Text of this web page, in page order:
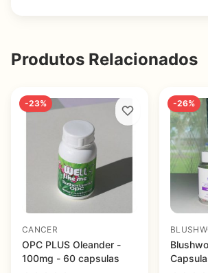
Produtos Relacionados
-23%
CANCER
OPC PLUS Oleander -
100mg - 60 capsulas
-26%